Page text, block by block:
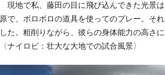
現地で私、藤田の目に飛び込んできた光景
原で、ボロボロの道具を使ってのプレー。そ
した。粗削りながら、彼らの身体能力の高さ
〈ナイロビ：壮大な大地での試合風景〉